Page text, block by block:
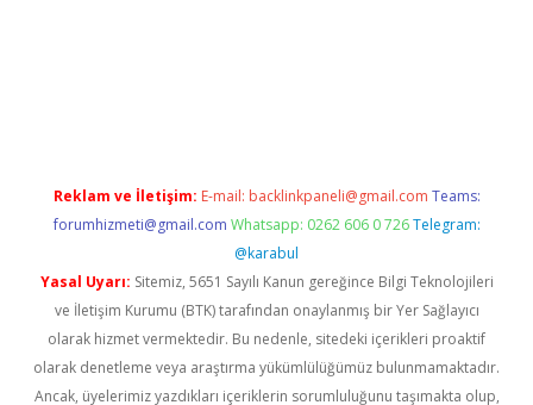
Reklam ve İletişim: E-mail: backlinkpaneli@gmail.com Teams:
forumhizmeti@gmail.com Whatsapp: 0262 606 0 726 Telegram:
@karabul
Yasal Uyarı: Sitemiz, 5651 Sayılı Kanun gereğince Bilgi Teknolojileri
ve İletişim Kurumu (BTK) tarafından onaylanmış bir Yer Sağlayıcı
olarak hizmet vermektedir. Bu nedenle, sitedeki içerikleri proaktif
olarak denetleme veya araştırma yükümlülüğümüz bulunmamaktadır.
Ancak, üyelerimiz yazdıkları içeriklerin sorumluluğunu taşımakta olup,